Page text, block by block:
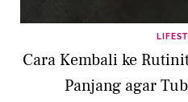
Cara Kembali ke
Panjang agar